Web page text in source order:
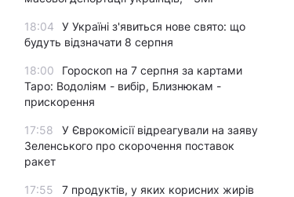
18:04
У Україні з'явиться нове свято: що
будуть відзначати 8 серпня
18:00
Гороскоп на 7 серпня за картами
Таро: Водоліям - вибір, Близнюкам -
прискорення
17:58
У Єврокомісії відреагували на заяву
Зеленського про скорочення поставок
ракет
17:55
7 продуктів, у яких корисних жирів